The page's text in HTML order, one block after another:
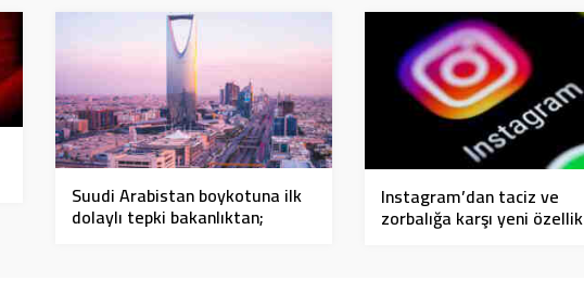
Suudi Arabistan boykotuna ilk
dolaylı tepki bakanlıktan;
Instagram’dan taciz ve
zorbalığa karşı yeni özellik